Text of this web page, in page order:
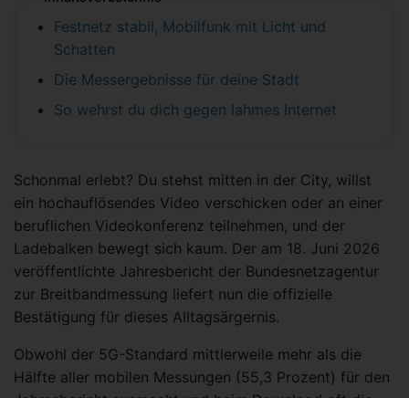
Festnetz stabil, Mobilfunk mit Licht und
Schatten
Die Messergebnisse für deine Stadt
So wehrst du dich gegen lahmes Internet
Schonmal erlebt? Du stehst mitten in der City, willst
ein hochauflösendes Video verschicken oder an einer
beruflichen Videokonferenz teilnehmen, und der
Ladebalken bewegt sich kaum. Der am 18. Juni 2026
veröffentlichte Jahresbericht der Bundesnetzagentur
zur Breitbandmessung liefert nun die offizielle
Bestätigung für dieses Alltagsärgernis.
Obwohl der 5G-Standard mittlerweile mehr als die
Hälfte aller mobilen Messungen (55,3 Prozent) für den